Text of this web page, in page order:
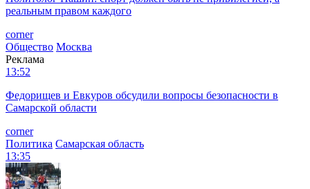
реальным правом каждого
corner
Общество Москва
Реклама
13:52
Федорищев и Евкуров обсудили вопросы безопасности в
Самарской области
corner
Политика Самарская область
13:35